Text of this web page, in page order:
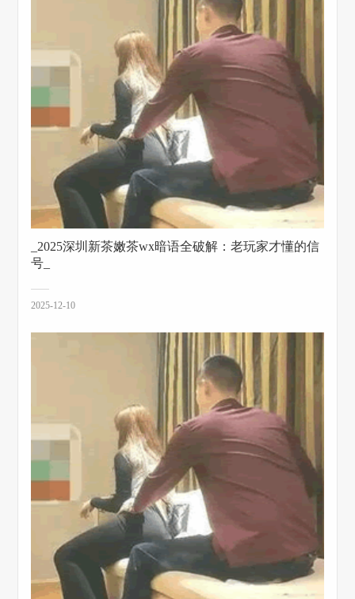
_2025深圳新茶嫩茶wx暗语全破解：老玩家才懂的信
号_
2025-12-10